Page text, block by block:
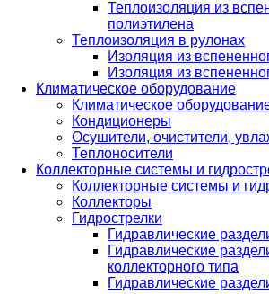
Теплоизоляция из
полиэтилена
Теплоизоляция в рулонах
Изоляция из
Изоляция из
Климатическое оборудование
Климатическое
Кондиционеры
Осушители, очистители,
Теплоносители
Коллекторные системы и
Коллекторные системы и
Коллекторы
Гидрострелки
Гидравлические
Гидравлические
коллекторного типа
Гидравлические